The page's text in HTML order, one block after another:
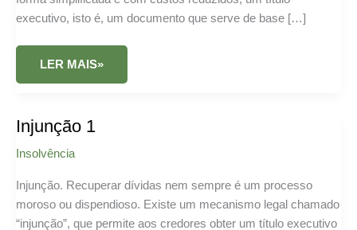
executivo, isto é, um documento que serve de base […]
PROCEDIMENTO
INJUNÇÃO
LER MAIS»
Injunção 1
Insolvência
Injunção. Recuperar dívidas nem sempre é um processo
moroso ou dispendioso. Existe um mecanismo legal chamado
“injunção”, que permite aos credores obter um título executivo